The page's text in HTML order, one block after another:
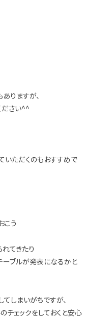
りますが、
ださい^^
いただくのもおすすめで
こう
てきたり
ブルが発表になるかと
しまいがちですが、
チェックをしておくと安心